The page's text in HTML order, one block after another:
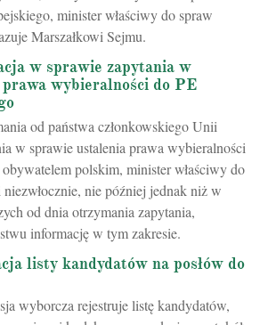
minister właściwy do spraw
Marszałkowi Sejmu.
w sprawie zapytania w
wybieralności do PE
od państwa członkowskiego Unii
w sprawie ustalenia prawa wybieralności
polskim, minister właściwy do
nie później jednak niż w
od dnia otrzymania zapytania,
informację w tym zakresie.
listy kandydatów na posłów do
wyborcza rejestruje listę kandydatów,